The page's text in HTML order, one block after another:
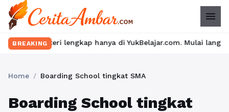
menu
BREAKINGhanya di YukBelajar.com. Mulai langkah suksesmu
Home / Boarding School tingkat SMA
Boarding School tingkat